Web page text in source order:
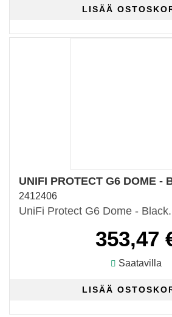
UNIFI PROTECT G6 DOME -
2412406
UniFi Protect G6 Dome -
353,47
Saatavilla